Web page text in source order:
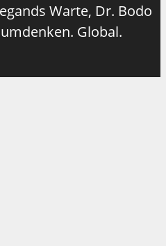
Warte, Dr. Bodo
Global.